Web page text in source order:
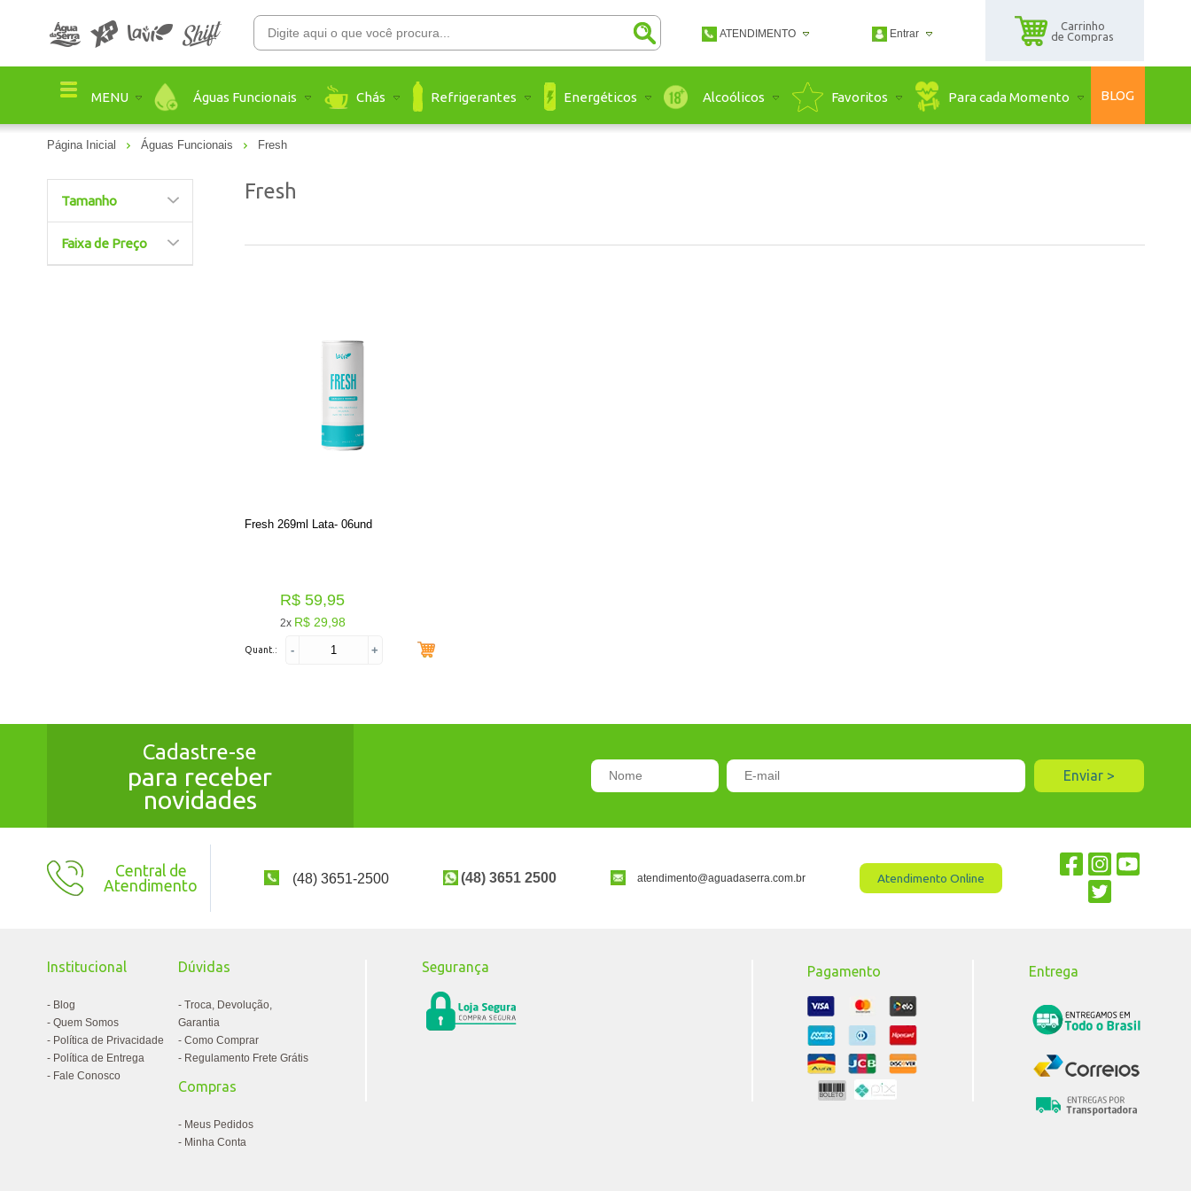
ATENDIMENTO
(48) 3651 2500
Entrar
Carrinho
de Compras
MENU Águas Funcionais Chás Refrigerantes Energéticos Alcoólicos Favoritos Para cada Momento BLOG
Página Inicial Águas Funcionais Fresh
Tamanho
Faixa de Preço
Fresh
Fresh 269ml Lata- 06und
R$ 59,95
2x R$ 29,98
Quant.: - +
Cadastre-se
para receber
novidades
Central de
Atendimento
(48) 3651-2500 (48) 3651 2500 atendimento@aguadaserra.com.br Atendimento Online
Institucional
Blog
Quem Somos
Política de Privacidade
Política de Entrega
Fale Conosco
Dúvidas
Troca, Devolução,
Garantia
Como Comprar
Regulamento Frete Grátis
Compras
Meus Pedidos
Minha Conta
Segurança Pagamento Entrega